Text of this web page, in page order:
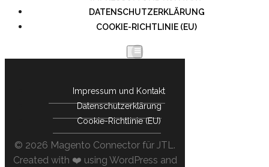
DATENSCHUTZERKLÄRUNG
COOKIE-RICHTLINIE (EU)
Impressum und Kontakt
Datenschutzerklärung
Cookie-Richtlinie (EU)
© 2026 Magento Connector für JTL.
Created with ❤️ using WordPress and